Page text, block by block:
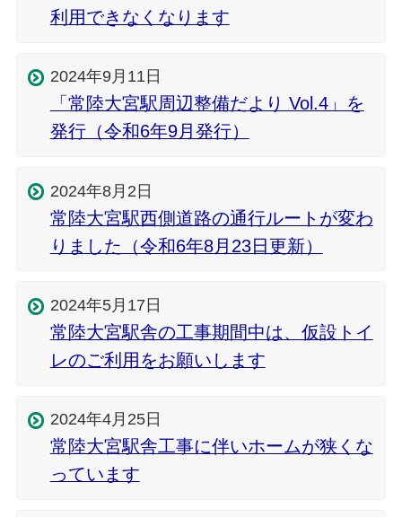
利用できなくなります
2024年9月11日
「常陸大宮駅周辺整備だより Vol.4」を
発行（令和6年9月発行）
2024年8月2日
常陸大宮駅西側道路の通行ルートが変わ
りました（令和6年8月23日更新）
2024年5月17日
常陸大宮駅舎の工事期間中は、仮設トイ
レのご利用をお願いします
2024年4月25日
常陸大宮駅舎工事に伴いホームが狭くな
っています